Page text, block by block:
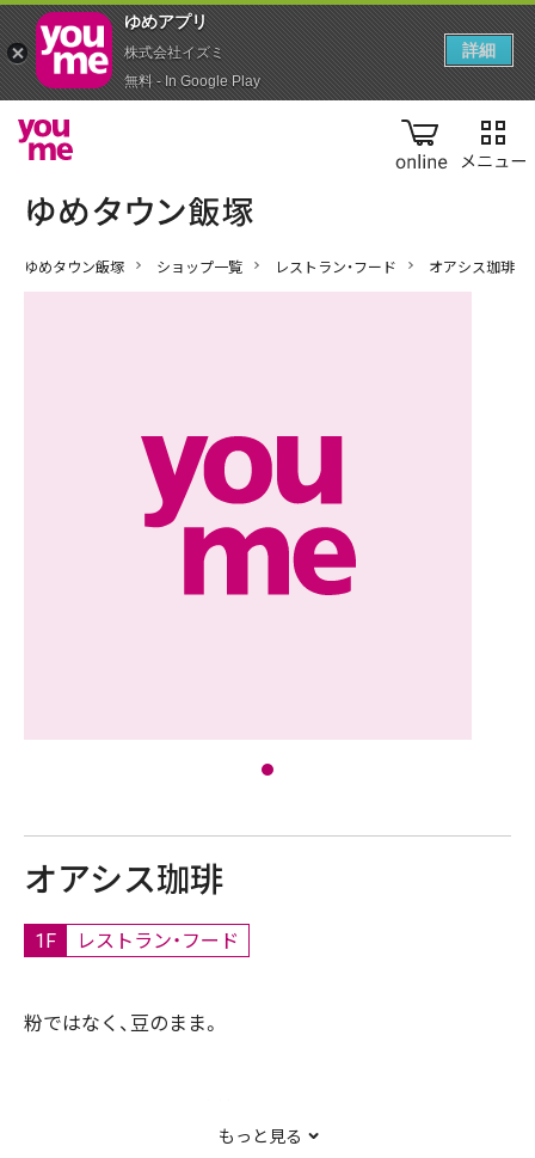
online
ゆめタウン飯塚 ショップ一覧 レストラン・フード オアシス珈琲
オアシス珈琲
1F レストラン・フード
粉ではなく、豆のまま。
もっと見る
ゆめアプ‪リ‬
株式会社イズミ
無料 - In Google Play
詳細